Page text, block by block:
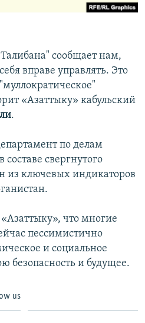
сообщает нам,
вправе управлять. Это
«Азаттыку» кабульский
.
по делам
свергнутого
из ключевых индикаторов
что многие
пессимистично
и социальное
безопасность и будущее.
us